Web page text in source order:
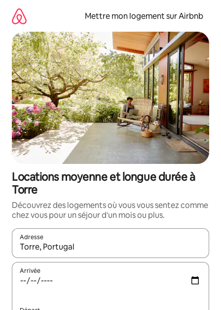
directement
contenu
Mettre mon logement sur Airbnb
Locations moyenne et longue durée à
Torre
Découvrez des logements où vous vous sentez comme
chez vous pour un séjour d'un mois ou plus.
Adresse
Lorsque les résultats s'affichent, utilisez les flèches vers le
Arrivée